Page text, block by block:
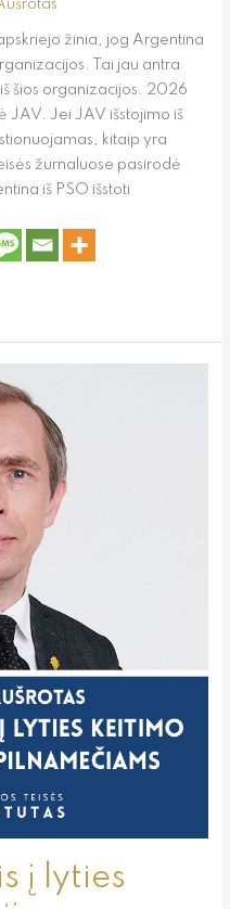
žinia, jog Argentina
Tai jau antra
šios organizacijos. 2026
JAV. Jei JAV išstojimo iš
kitaip yra
žurnaluose pasirodė
iš PSO išstoti
į lyties